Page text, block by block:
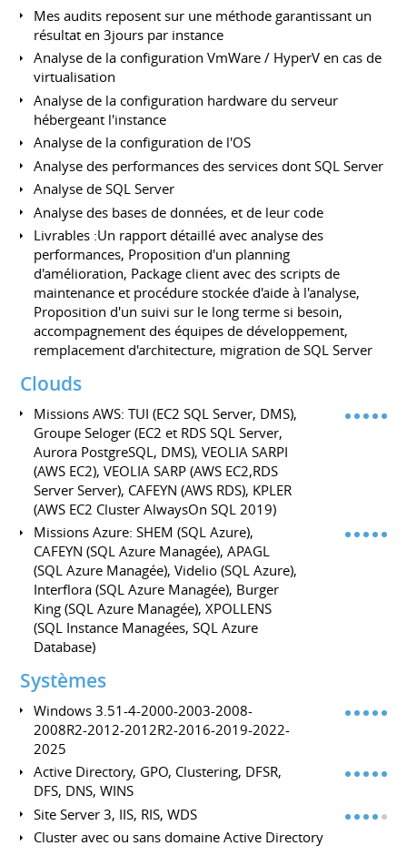
Mes audits reposent sur une méthode garantissant un
résultat en 3jours par instance
Analyse de la configuration VmWare / HyperV en cas de
virtualisation
Analyse de la configuration hardware du serveur
hébergeant l'instance
Analyse de la configuration de l'OS
Analyse des performances des services dont SQL Server
Analyse de SQL Server
Analyse des bases de données, et de leur code
Livrables :Un rapport détaillé avec analyse des
performances, Proposition d'un planning
d'amélioration, Package client avec des scripts de
maintenance et procédure stockée d'aide à l'analyse,
Proposition d'un suivi sur le long terme si besoin,
accompagnement des équipes de développement,
remplacement d'architecture, migration de SQL Server
Clouds
Missions AWS: TUI (EC2 SQL Server, DMS),
Groupe Seloger (EC2 et RDS SQL Server,
Aurora PostgreSQL, DMS), VEOLIA SARPI
(AWS EC2), VEOLIA SARP (AWS EC2,RDS
Server Server), CAFEYN (AWS RDS), KPLER
(AWS EC2 Cluster AlwaysOn SQL 2019)
Missions Azure: SHEM (SQL Azure),
CAFEYN (SQL Azure Managée), APAGL
(SQL Azure Managée), Videlio (SQL Azure),
Interflora (SQL Azure Managée), Burger
King (SQL Azure Managée), XPOLLENS
(SQL Instance Managées, SQL Azure
Database)
Systèmes
Windows 3.51-4-2000-2003-2008-
2008R2-2012-2012R2-2016-2019-2022-
2025
Active Directory, GPO, Clustering, DFSR,
DFS, DNS, WINS
Site Server 3, IIS, RIS, WDS
Cluster avec ou sans domaine Active Directory